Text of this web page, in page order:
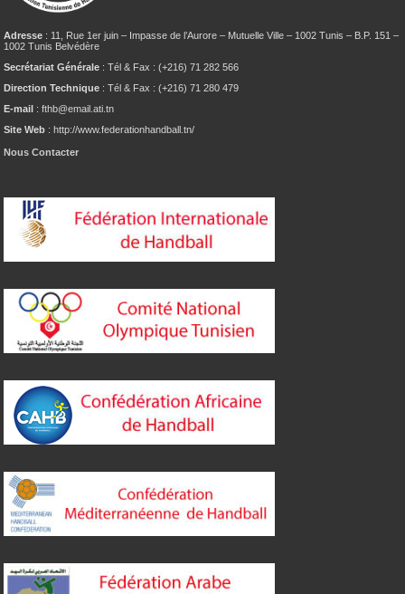
Adresse : 11, Rue 1er juin – Impasse de l’Aurore – Mutuelle Ville – 1002 Tunis – B.P. 151 –
1002 Tunis Belvédère
Secrétariat Générale : Tél & Fax : (+216) 71 282 566
Direction Technique : Tél & Fax : (+216) 71 280 479
E-mail : fthb@email.ati.tn
Site Web : http://www.federationhandball.tn/
Nous Contacter